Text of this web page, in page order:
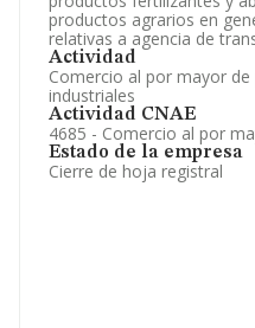
productos agrarios en
relativas a agencia de
Actividad
Comercio al por mayor
industriales
Actividad CNAE
4685 - Comercio al por
Estado de la empresa
Cierre de hoja registral